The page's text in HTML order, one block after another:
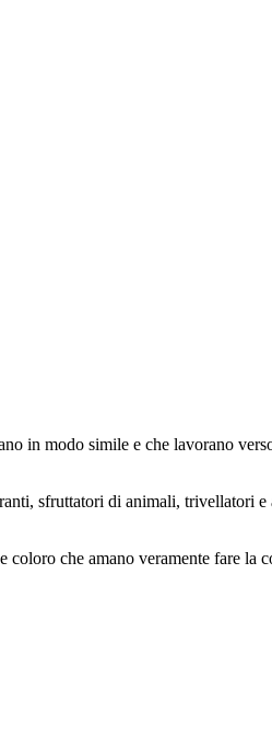
in modo simile e che lavorano
sfruttatori di animali, trivellatori e
che amano veramente fare la